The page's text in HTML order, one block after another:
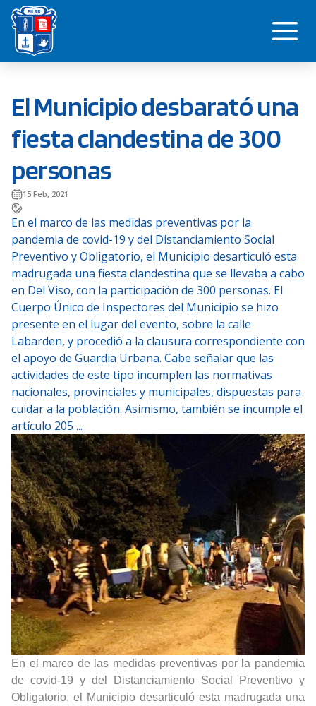
Saltar
contenido
El Municipio desbarató una
fiesta clandestina de 300
personas
15 Feb, 2021
En el marco de las medidas preventivas por la
pandemia de covid-19 y del Distanciamiento Social
Preventivo y Obligatorio, el Municipio desarticuló esta
madrugada una fiesta clandestina que se llevaba a cabo
en Del Viso, con la participación de 300 personas. El
Cuerpo Único de Inspectores del Municipio se hizo
presente en el lugar del evento, sobre la calle
Labarden, y procedió a la clausura correspondiente con
el apoyo de Guardia Urbana. Cabe señalar que las
actividades de este tipo incumplen las normativas
nacionales, provinciales y municipales, dispuestas para
cuidar a la población. Asimismo, también se incumple el
artículo 205 ...
En el marco de las medidas preventivas por la pandemia
de covid-19 y del Distanciamiento Social Preventivo y
Obligatorio, el Municipio desarticuló esta madrugada una